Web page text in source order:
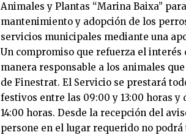
Animales y Plantas “Marina Baixa”
mantenimiento y adopción de los
servicios municipales mediante una
Un compromiso que refuerza el
manera responsable a los animales
de Finestrat. El Servicio se prestará
festivos entre las 09:00 y 13:00 horas y
14:00 horas. Desde la recepción del
persone en el lugar requerido no